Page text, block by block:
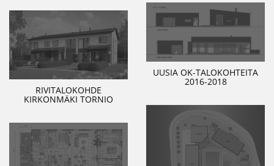
UUSIA OK-TALOKOHTEITA
2016-2018
RIVITALOKOHDE
KIRKONMÄKI TORNIO